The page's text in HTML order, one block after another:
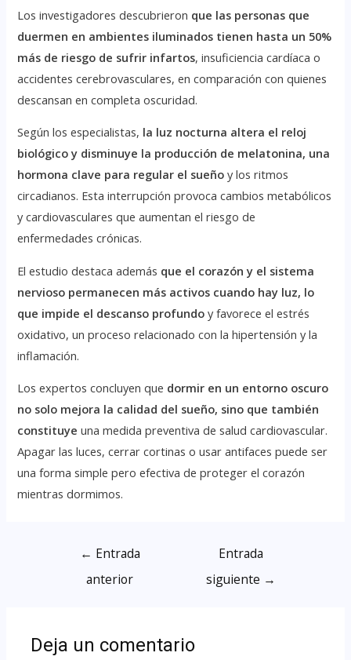
Los investigadores descubrieron que las personas que
duermen en ambientes iluminados tienen hasta un 50%
más de riesgo de sufrir infartos, insuficiencia cardíaca o
accidentes cerebrovasculares, en comparación con quienes
descansan en completa oscuridad.
Según los especialistas, la luz nocturna altera el reloj
biológico y disminuye la producción de melatonina, una
hormona clave para regular el sueño y los ritmos
circadianos. Esta interrupción provoca cambios metabólicos
y cardiovasculares que aumentan el riesgo de
enfermedades crónicas.
El estudio destaca además que el corazón y el sistema
nervioso permanecen más activos cuando hay luz, lo
que impide el descanso profundo y favorece el estrés
oxidativo, un proceso relacionado con la hipertensión y la
inflamación.
Los expertos concluyen que dormir en un entorno oscuro
no solo mejora la calidad del sueño, sino que también
constituye una medida preventiva de salud cardiovascular.
Apagar las luces, cerrar cortinas o usar antifaces puede ser
una forma simple pero efectiva de proteger el corazón
mientras dormimos.
← Entrada
anterior
Entrada
siguiente →
Deja un comentario